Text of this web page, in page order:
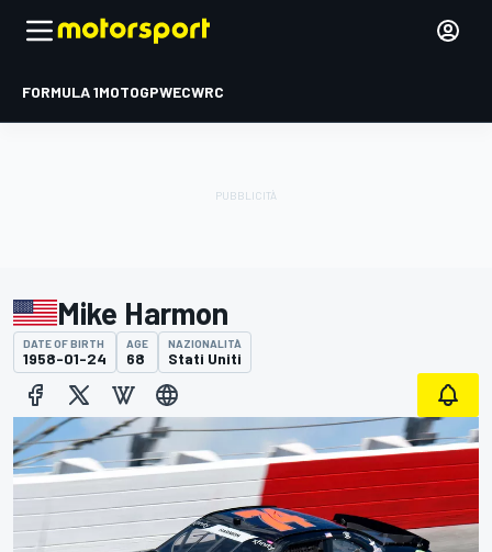
FORMULA 1MOTOGPWECWRC
Mike Harmon
DATE OF BIRTH
1958-01-24
AGE
68
NAZIONALITÀ
Stati Uniti